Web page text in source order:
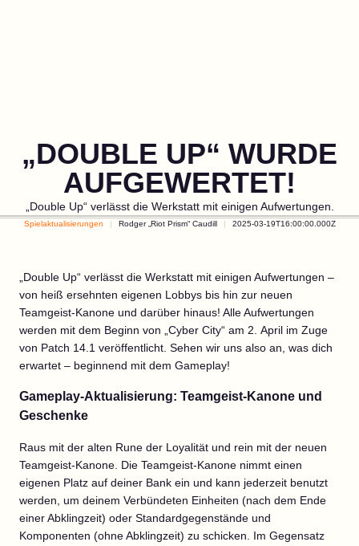
„DOUBLE UP“ WURDE
AUFGEWERTET!
„Double Up“ verlässt die Werkstatt mit einigen Aufwertungen.
Spielaktualisierungen Rodger „Riot Prism“ Caudill 2025-03-19T16:00:00.000Z
„Double Up“ verlässt die Werkstatt mit einigen Aufwertungen –
von heiß ersehnten eigenen Lobbys bis hin zur neuen
Teamgeist-Kanone und darüber hinaus! Alle Aufwertungen
werden mit dem Beginn von „Cyber City“ am 2. April im Zuge
von Patch 14.1 veröffentlicht. Sehen wir uns also an, was dich
erwartet – beginnend mit dem Gameplay!
Gameplay-Aktualisierung: Teamgeist-Kanone und
Geschenke
Raus mit der alten Rune der Loyalität und rein mit der neuen
Teamgeist-Kanone. Die Teamgeist-Kanone nimmt einen
eigenen Platz auf deiner Bank ein und kann jederzeit benutzt
werden, um deinem Verbündeten Einheiten (nach dem Ende
einer Abklingzeit) oder Standardgegenstände und
Komponenten (ohne Abklingzeit) zu schicken. Im Gegensatz